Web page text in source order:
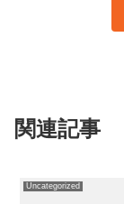
関連記事
Uncategorized